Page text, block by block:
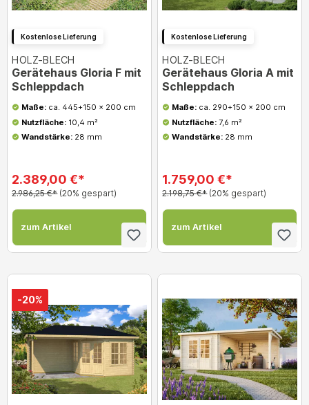
Kostenlose Lieferung
HOLZ-BLECH
Gerätehaus Gloria F mit
Schleppdach
Maße:ca. 445+150 x 200 cm
Nutzfläche:10,4 m²
Wandstärke: 28 mm
2.389,00 €*
2.986,25 €* (20% gespart)
zum Artikel
Kostenlose Lieferung
HOLZ-BLECH
Gerätehaus Gloria A mit
Schleppdach
Maße:ca. 290+150 x 200 cm
Nutzfläche: 7,6 m²
Wandstärke:28 mm
1.759,00 €*
2.198,75 €* (20% gespart)
zum Artikel
-20%